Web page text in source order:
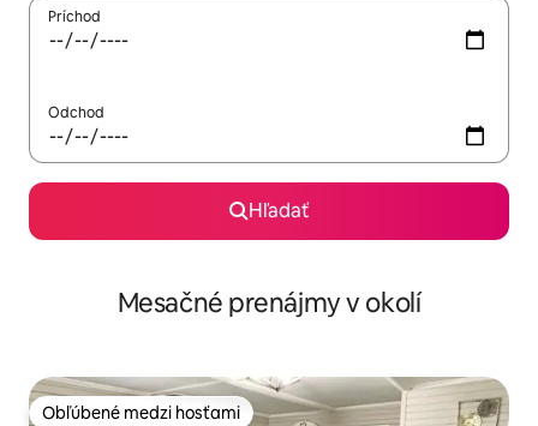
Príchod
Odchod
Hľadať
Mesačné prenájmy v okolí
Obľúbené medzi hosťami